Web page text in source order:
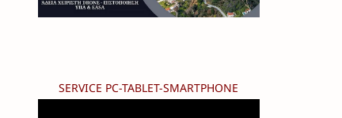
SERVICE PC-TABLET-SMARTPHONE